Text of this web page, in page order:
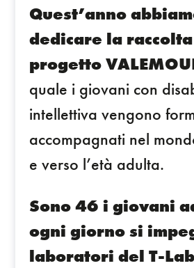
Quest’anno
dedicare la
progetto
quale i giovani con
intellettiva vengono
accompagnati nel
e verso l’età adulta.
Sono 46 i giovani
ogni giorno si
laboratori del T-